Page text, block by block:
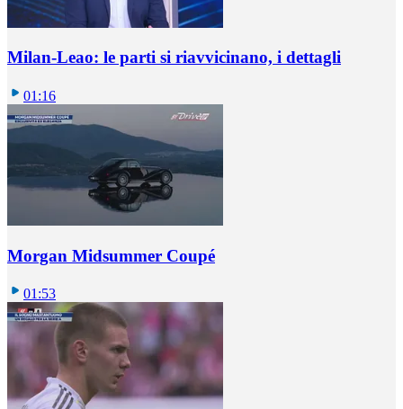
Milan-Leao: le parti si riavvicinano, i dettagli
01:16
Morgan Midsummer Coupé
01:53